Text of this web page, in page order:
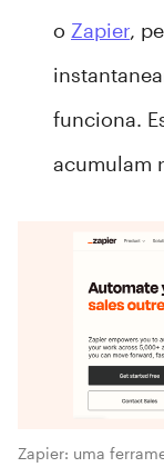
o Zapier,
funciona.
acumulam
Zapier: uma